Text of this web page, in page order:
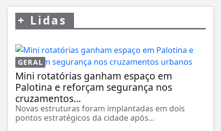
+ Lidas
GERAL
Mini rotatórias ganham espaço em
Palotina e reforçam segurança nos
cruzamentos...
Novas estruturas foram implantadas em dois
pontos estratégicos da cidade após...